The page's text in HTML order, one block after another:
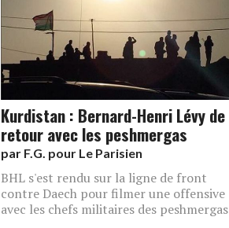
Kurdistan : Bernard-Henri Lévy de
retour avec les peshmergas
par F.G. pour Le Parisien
BHL s'est rendu sur la ligne de front
contre Daech pour filmer une offensive
avec les chefs militaires des